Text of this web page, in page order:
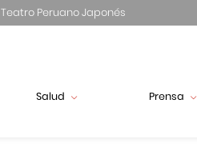
Teatro Peruano Japonés
Salud Prensa